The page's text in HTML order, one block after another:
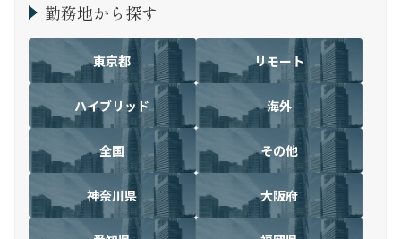
勤務地から探す
東京都 リモート
ハイブリッド 海外
全国 その他
神奈川県 大阪府